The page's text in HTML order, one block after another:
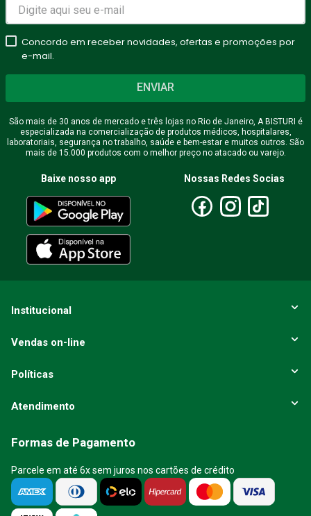
★★ ★★★
Seu nome
Endereço de email
Escreva uma avaliação
ENVIAR AVALIAÇÃO
Concordo em receber novidades, ofertas e promoções por
e-mail.
ENVIAR
São mais de 30 anos de mercado e três lojas no Rio de Janeiro, A BISTURI é
especializada na comercialização de produtos médicos, hospitalares,
laboratoriais, segurança no trabalho, saúde e bem-estar e muitos outros. São
mais de 15.000 produtos com o melhor preço no atacado ou varejo.
Baixe nosso app Nossas Redes Socias
Institucional
Vendas on-line
Políticas
Atendimento
Formas de Pagamento
Parcele em até 6x sem juros nos cartões de crédito